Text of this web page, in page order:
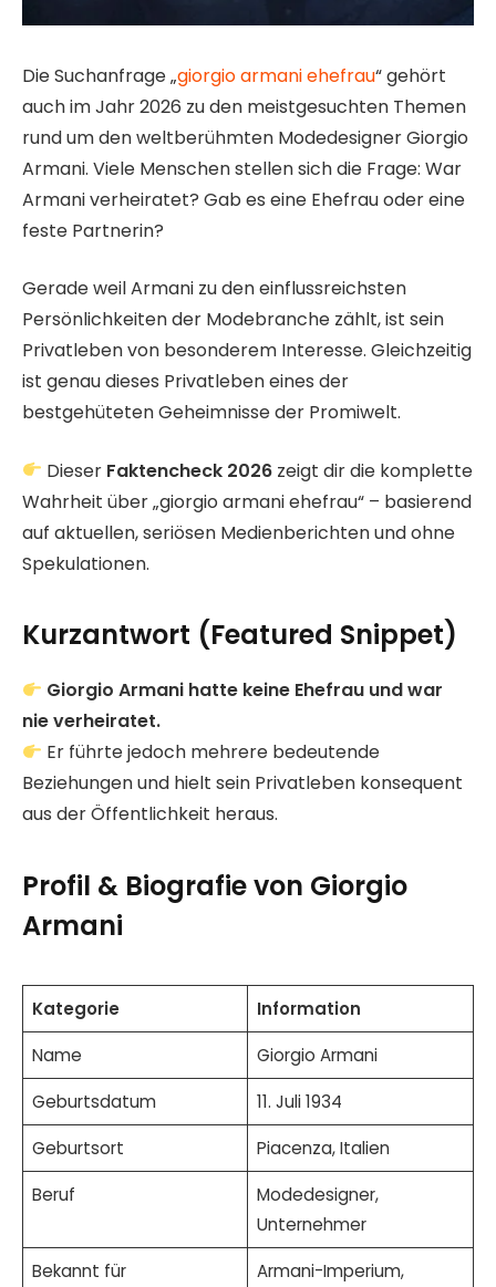
Die Suchanfrage „giorgio armani ehefrau“ gehört
auch im Jahr 2026 zu den meistgesuchten Themen
rund um den weltberühmten Modedesigner Giorgio
Armani. Viele Menschen stellen sich die Frage: War
Armani verheiratet? Gab es eine Ehefrau oder eine
feste Partnerin?
Gerade weil Armani zu den einflussreichsten
Persönlichkeiten der Modebranche zählt, ist sein
Privatleben von besonderem Interesse. Gleichzeitig
ist genau dieses Privatleben eines der
bestgehüteten Geheimnisse der Promiwelt.
Dieser Faktencheck 2026 zeigt dir die komplette
Wahrheit über „giorgio armani ehefrau“ – basierend
auf aktuellen, seriösen Medienberichten und ohne
Spekulationen.
Kurzantwort (Featured Snippet)
Giorgio Armani hatte keine Ehefrau und war
nie verheiratet.
Er führte jedoch mehrere bedeutende
Beziehungen und hielt sein Privatleben konsequent
aus der Öffentlichkeit heraus.
Profil & Biografie von Giorgio
Armani
Kategorie
Information
Name
Giorgio Armani
Geburtsdatum
11. Juli 1934
Geburtsort
Piacenza, Italien
Beruf
Modedesigner,
Unternehmer
Bekannt für
Armani-Imperium,